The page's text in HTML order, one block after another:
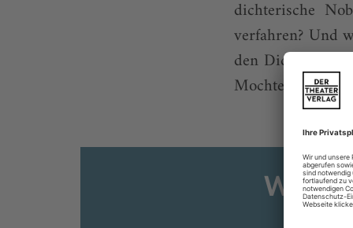
dichterische
verfahren? Und
den Dichter der
Mochte das